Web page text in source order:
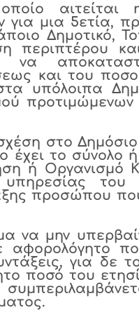
αιτείται
για μια 5ετία,
Δημοτικό,
περιπτέρου
να
και του
υπόλοιπα
στο
έχει το σύνολο
ή Οργανισμό
υπηρεσίας
προσώπου
να μην
αφορολόγητο
για δε
ποσό του